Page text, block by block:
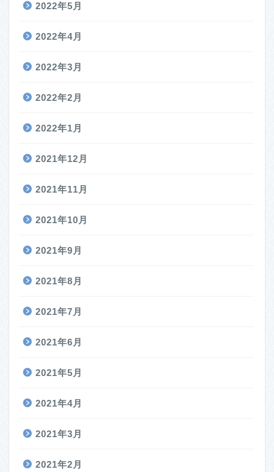
2022年5月
2022年4月
2022年3月
2022年2月
2022年1月
2021年12月
2021年11月
2021年10月
2021年9月
2021年8月
2021年7月
2021年6月
2021年5月
2021年4月
2021年3月
2021年2月